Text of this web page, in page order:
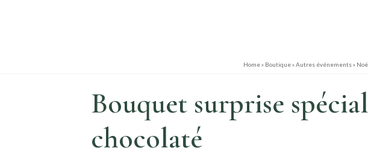
Home» Boutique»Autres événements»
Bouquet surprise
chocolaté